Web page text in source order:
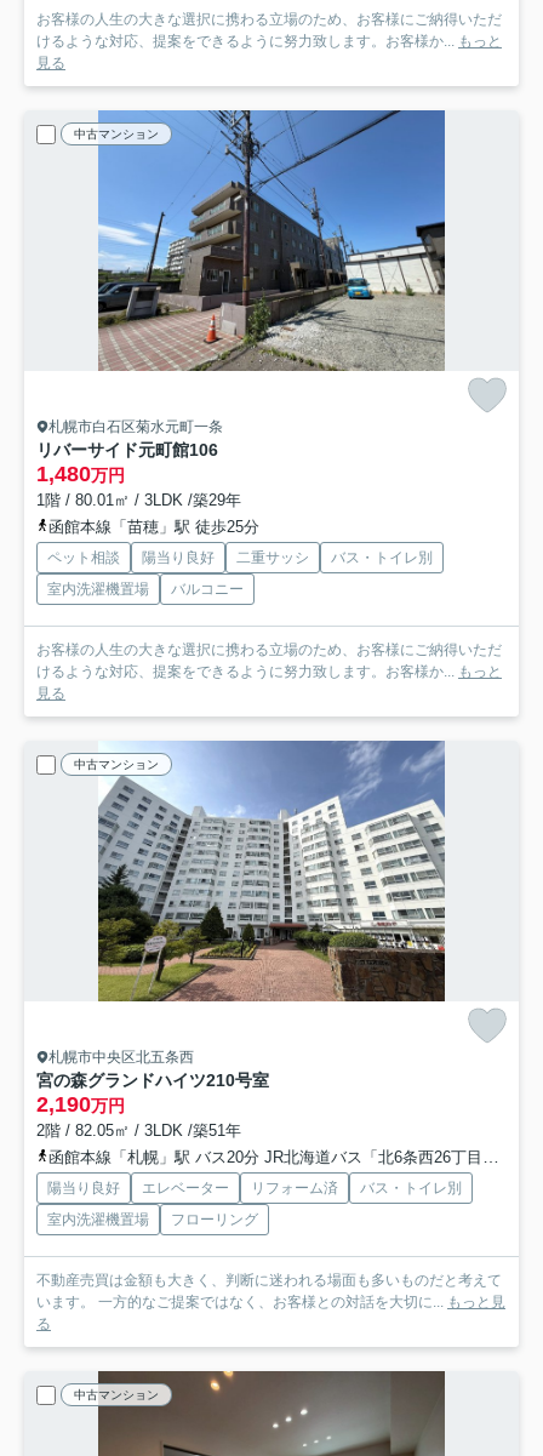
お客様の人生の大きな選択に携わる立場のため、お客様にご納得いただ
けるような対応、提案をできるように努力致します。お客様か... もっと
見る
中古マンション
札幌市白石区菊水元町一条
リバーサイド元町館106
1,480万円
1階 / 80.01㎡ / 3LDK /築29年
函館本線「苗穂」駅 徒歩25分
ペット相談 陽当り良好 二重サッシ
バス・トイレ別
室内洗濯機置場
バルコニー
お客様の人生の大きな選択に携わる立場のため、お客様にご納得いただ
けるような対応、提案をできるように努力致します。お客様か... もっと
見る
中古マンション
札幌市中央区北五条西
宮の森グランドハイツ210号室
2,190万円
2階 / 82.05㎡ / 3LDK /築51年
函館本線「札幌」駅 バス20分 JR北海道バス「北6条西26丁目」 停歩8分
陽当り良好 エレベーター リフォーム済
バス・トイレ別
室内洗濯機置場
フローリング
不動産売買は金額も大きく、判断に迷われる場面も多いものだと考えて
います。 一方的なご提案ではなく、お客様との対話を大切に... もっと見
る
中古マンション